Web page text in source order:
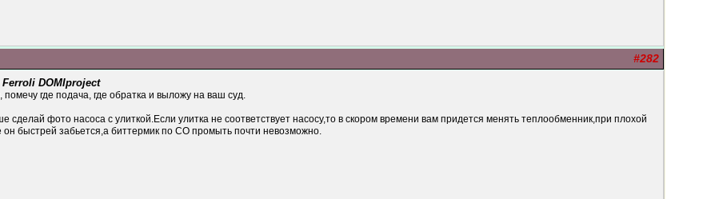
#282
DOMIproject
где подача, где обратка и выложу на ваш суд.
фото насоса с улиткой.Если улитка не соответствует насосу,то в скором времени вам придется менять теплообменник,при плохой
он быстрей забьется,а биттермик по СО промыть почти невозможно.